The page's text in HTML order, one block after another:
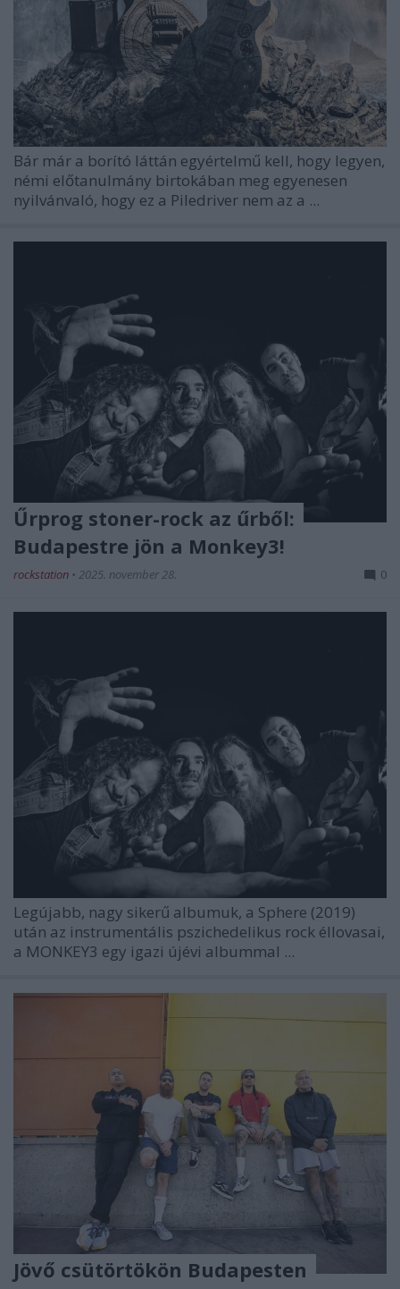
Bár már a borító láttán egyértelmű kell, hogy legyen,
némi előtanulmány birtokában meg egyenesen
nyilvánvaló, hogy ez a Piledriver nem az a ...
Űrprog stoner-rock az űrből:
Budapestre jön a Monkey3!
rockstation • 2025. november 28. 0
Legújabb, nagy sikerű albumuk, a Sphere (2019)
után az instrumentális pszichedelikus rock éllovasai,
a MONKEY3 egy igazi újévi albummal ...
Jövő csütörtökön Budapesten